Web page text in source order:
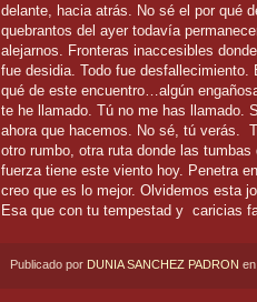
delante, hacia atrás. No sé el por qué
quebrantos del ayer todavía
alejarnos. Fronteras inaccesibles
fue desidia. Todo fue
qué de este encuentro…algún
te he llamado. Tú no me has llamado.
ahora que hacemos. No sé, tú verás.
otro rumbo, otra ruta donde las
fuerza tiene este viento hoy. Penetra
creo que es lo mejor. Olvidemos esta
Esa que con tu tempestad y caricias
Publicado por DUNIA SANCHEZ PADRON en